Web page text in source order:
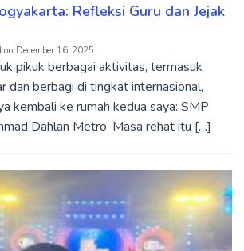
Refleksi Guru dan Jejak
on December 16, 2025
pikuk berbagai aktivitas, termasuk
dan berbagi di tingkat internasional,
kembali ke rumah kedua saya: SMP
Dahlan Metro. Masa rehat itu […]